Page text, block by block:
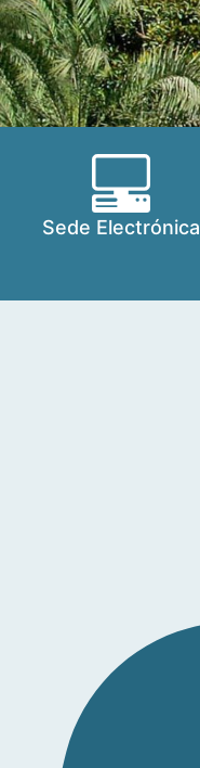
Sede Electrónica